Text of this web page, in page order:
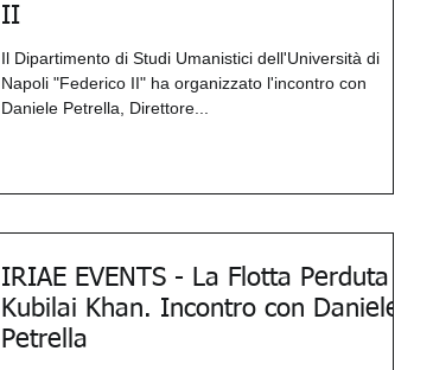
II
Il Dipartimento di Studi Umanistici dell'Università di
Napoli "Federico II" ha organizzato l'incontro con
Daniele Petrella, Direttore...
IRIAE EVENTS - La Flotta Perduta di
Kubilai Khan. Incontro con Daniele
Petrella